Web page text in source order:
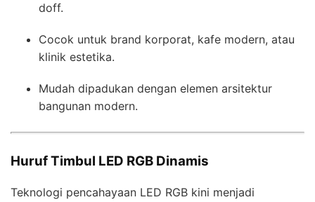
doff.
Cocok untuk brand korporat, kafe modern, atau
klinik estetika.
Mudah dipadukan dengan elemen arsitektur
bangunan modern.
Huruf Timbul LED RGB Dinamis
Teknologi pencahayaan LED RGB kini menjadi